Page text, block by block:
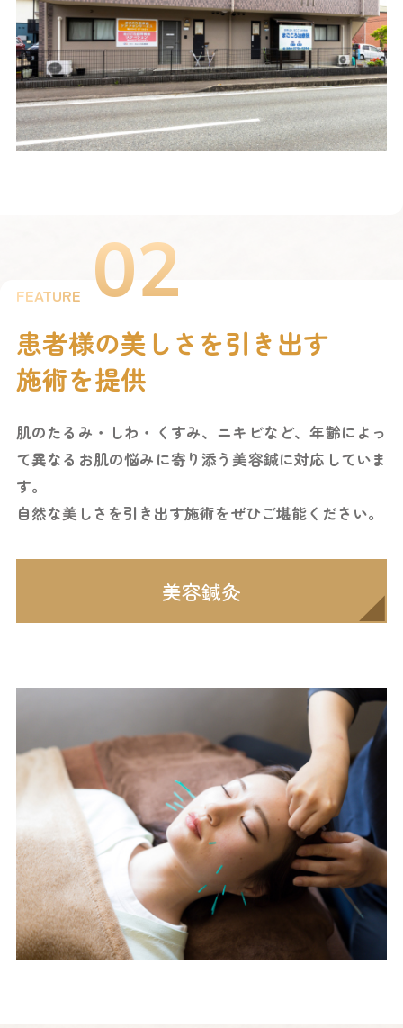
FEATURE 02
患者様の美しさを引き出す
施術を提供
肌のたるみ・しわ・くすみ、ニキビなど、年齢によっ
て異なるお肌の悩みに寄り添う美容鍼に対応していま
す。
自然な美しさを引き出す施術をぜひご堪能ください。
美容鍼灸